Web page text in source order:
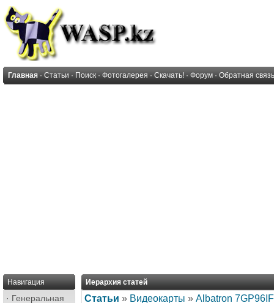
Главная · Статьи · Поиск · Фотогалерея · Скачать! · Форум · Обратная связь
Навигация
· Генеральная
Иерархия статей
Статьи » Видеокарты » Albatron